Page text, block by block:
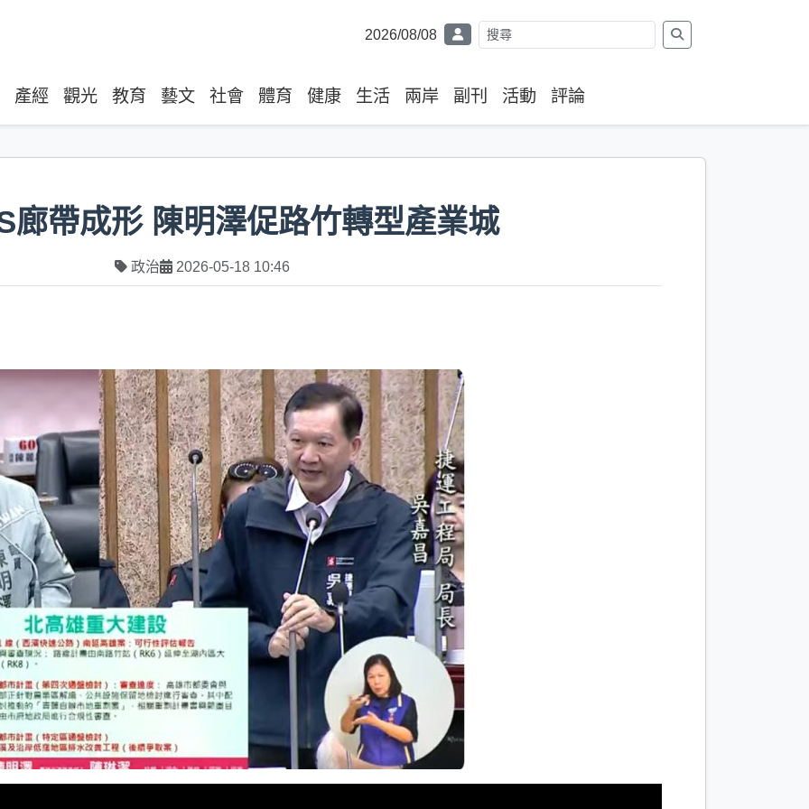
2026/08/08
產經 觀光 教育 藝文 社會 體育 健康 生活 兩岸 副刊 活動 評論
廊帶成形 陳明澤促路竹轉型產業城
政治 2026-05-18 10:46